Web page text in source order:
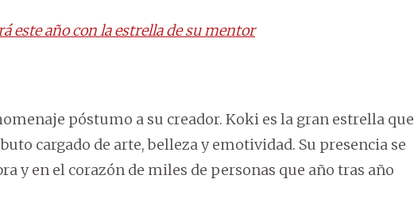
este año con la estrella de su mentor
póstumo a su creador. Koki es la gran estrella que
cargado de arte, belleza y emotividad. Su presencia se
y en el corazón de miles de personas que año tras año